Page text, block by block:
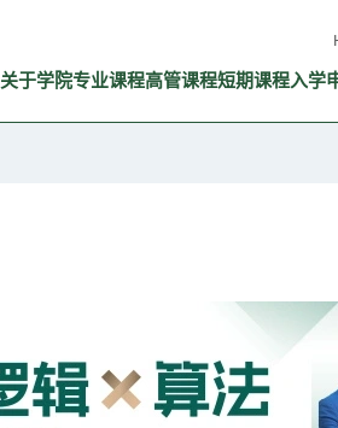
关于学院专业课程高管课程短期课程入学